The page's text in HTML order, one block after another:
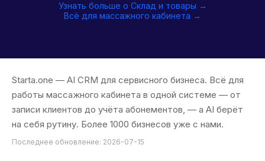
Узнать больше о Склад и товары →
Всё для массажного кабинета →
Starta.one — AI CRM для сервисного бизнеса. Всё для
работы массажного кабинета в одной системе — от
записи клиентов до учёта абонементов, — а AI берёт
на себя рутину. Более 1000 бизнесов уже с нами.
Последнее обновление: 2026-07-15